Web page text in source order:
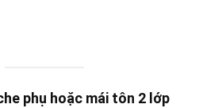
phụ hoặc mái tôn 2 lớp